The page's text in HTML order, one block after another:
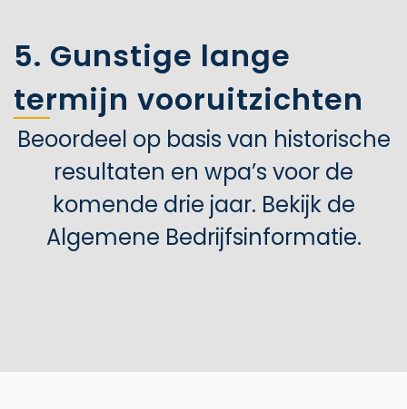
5. Gunstige lange
termijn vooruitzichten
Beoordeel op basis van historische
resultaten en wpa’s voor de
komende drie jaar. Bekijk de
Algemene Bedrijfsinformatie.